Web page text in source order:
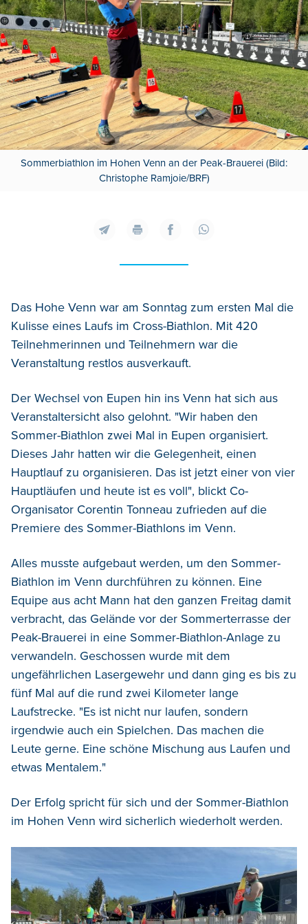
Sommerbiathlon im Hohen Venn an der Peak-Brauerei (Bild:
Christophe Ramjoie/BRF)
Das Hohe Venn war am Sonntag zum ersten Mal die
Kulisse eines Laufs im Cross-Biathlon. Mit 420
Teilnehmerinnen und Teilnehmern war die
Veranstaltung restlos ausverkauft.
Der Wechsel von Eupen hin ins Venn hat sich aus
Veranstaltersicht also gelohnt. "Wir haben den
Sommer-Biathlon zwei Mal in Eupen organisiert.
Dieses Jahr hatten wir die Gelegenheit, einen
Hauptlauf zu organisieren. Das ist jetzt einer von vier
Hauptläufen und heute ist es voll", blickt Co-
Organisator Corentin Tonneau zufrieden auf die
Premiere des Sommer-Biathlons im Venn.
Alles musste aufgebaut werden, um den Sommer-
Biathlon im Venn durchführen zu können. Eine
Equipe aus acht Mann hat den ganzen Freitag damit
verbracht, das Gelände vor der Sommerterrasse der
Peak-Brauerei in eine Sommer-Biathlon-Anlage zu
verwandeln. Geschossen wurde mit dem
ungefährlichen Lasergewehr und dann ging es bis zu
fünf Mal auf die rund zwei Kilometer lange
Laufstrecke. "Es ist nicht nur laufen, sondern
irgendwie auch ein Spielchen. Das machen die
Leute gerne. Eine schöne Mischung aus Laufen und
etwas Mentalem."
Der Erfolg spricht für sich und der Sommer-Biathlon
im Hohen Venn wird sicherlich wiederholt werden.